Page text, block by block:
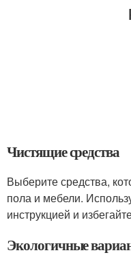
Чистящие средства
Выберите средства,
пола и мебели.
инструкцией и
Экологичные